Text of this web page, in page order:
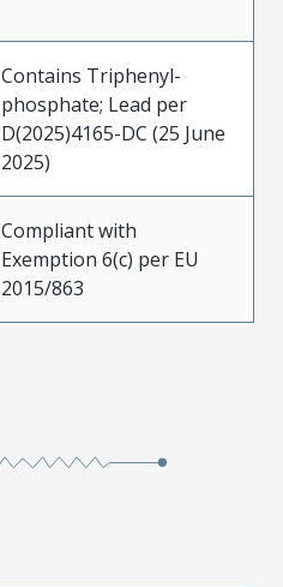
Contains Triphenyl-
phosphate; Lead per
D(2025)4165-DC (25 June
2025)
Compliant with
Exemption 6(c) per EU
2015/863